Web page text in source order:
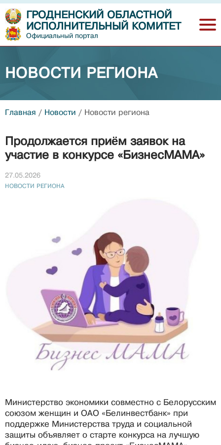
ГРОДНЕНСКИЙ ОБЛАСТНОЙ
ИСПОЛНИТЕЛЬНЫЙ КОМИТЕТ
Официальный портал
НОВОСТИ РЕГИОНА
Главная / Новости / Новости региона
Продолжается приём заявок на
участие в конкурсе «БизнесМАМА»
27.05.2026
НОВОСТИ РЕГИОНА
Министерство экономики совместно с Белорусским
союзом женщин и ОАО «Белинвестбанк» при
поддержке Министерства труда и социальной
защиты объявляет о старте конкурса на лучшую